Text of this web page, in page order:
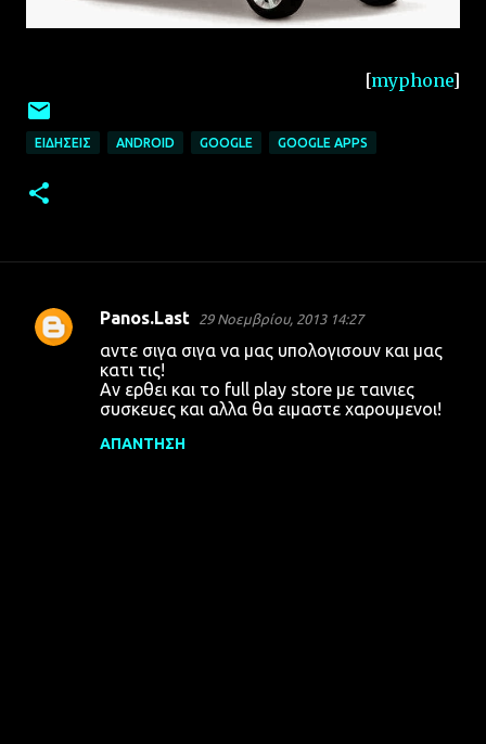
[myphone]
ΕΙΔΉΣΕΙΣ ANDROID GOOGLE GOOGLE APPS
Σ
Panos.Last 29 Νοεμβρίου, 2013 14:27
αντε σιγα σιγα να μας υπολογισουν και μας
κατι τις!
Αν ερθει και το full play store με ταινιες
συσκευες και αλλα θα ειμαστε χαρουμενοι!
ΑΠΆΝΤΗΣΗ